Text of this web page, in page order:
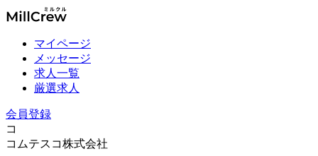
マイページ
メッセージ
求人一覧
厳選求人
会員登録
コ
コムテスコ株式会社